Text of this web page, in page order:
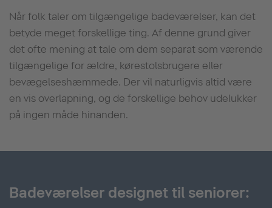
Når folk taler om tilgængelige badeværelser, kan det
betyde meget forskellige ting. Af denne grund giver
det ofte mening at tale om dem separat som værende
tilgængelige for ældre, kørestolsbrugere eller
bevægelseshæmmede. Der vil naturligvis altid være
en vis overlapning, og de forskellige behov udelukker
på ingen måde hinanden.
Badeværelser designet til seniorer: